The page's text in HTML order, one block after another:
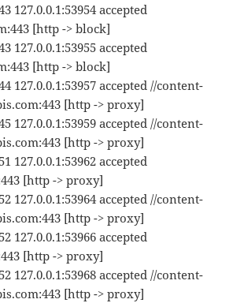
127.0.0.1:53954 accepted
[http -> block]
127.0.0.1:53955 accepted
[http -> block]
127.0.0.1:53957 accepted //content-
[http -> proxy]
127.0.0.1:53959 accepted //content-
[http -> proxy]
127.0.0.1:53962 accepted
[http -> proxy]
127.0.0.1:53964 accepted //content-
[http -> proxy]
127.0.0.1:53966 accepted
[http -> proxy]
127.0.0.1:53968 accepted //content-
[http -> proxy]